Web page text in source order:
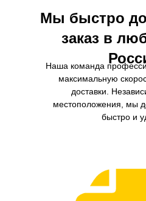
Мы быстро
заказ в
Наша команда
максимальную
доставки.
местоположения, мы
быстро и